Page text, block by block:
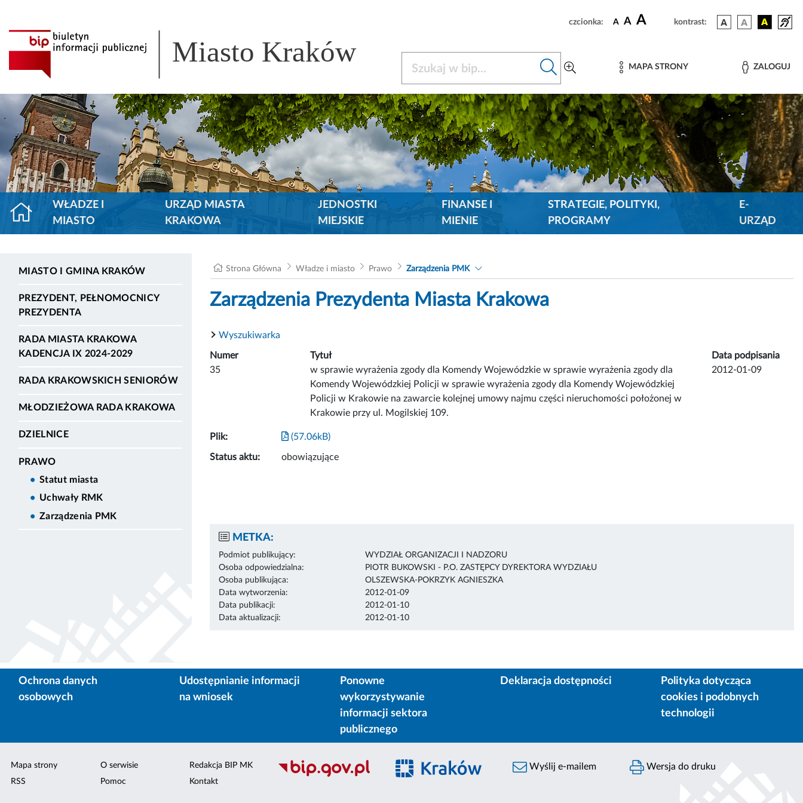
czcionka: A A A kontrast:
Miasto Kraków MAPA STRONY ZALOGUJ
WŁADZE I
MIASTO
URZĄD MIASTA
KRAKOWA
JEDNOSTKI
MIEJSKIE
FINANSE I
MIENIE
STRATEGIE, POLITYKI,
PROGRAMY
E-
URZĄD
MIASTO I GMINA KRAKÓW
PREZYDENT, PEŁNOMOCNICY
PREZYDENTA
RADA MIASTA KRAKOWA
KADENCJA IX 2024-2029
RADA KRAKOWSKICH SENIORÓW
MŁODZIEŻOWA RADA KRAKOWA
DZIELNICE
PRAWO
Statut miasta
Uchwały RMK
Zarządzenia PMK
Strona Główna Władze i miasto Prawo Zarządzenia PMK
Zarządzenia Prezydenta Miasta Krakowa
Wyszukiwarka
Numer Tytuł
Data podpisania
35
w sprawie wyrażenia zgody dla Komendy Wojewódzkie w sprawie wyrażenia zgody dla
Komendy Wojewódzkiej Policji w sprawie wyrażenia zgody dla Komendy Wojewódzkiej
Policji w Krakowie na zawarcie kolejnej umowy najmu części nieruchomości położonej w
Krakowie przy ul. Mogilskiej 109.
2012-01-09
Plik: (57.06kB)
Status aktu: obowiązujące
METKA:
Podmiot publikujący:
WYDZIAŁ ORGANIZACJI I NADZORU
Osoba odpowiedzialna:
PIOTR BUKOWSKI - P.O. ZASTĘPCY DYREKTORA WYDZIAŁU
Osoba publikująca:
OLSZEWSKA-POKRZYK AGNIESZKA
Data wytworzenia:
2012-01-09
Data publikacji:
2012-01-10
Data aktualizacji:
2012-01-10
Ochrona danych
osobowych
Udostępnianie informacji
na wniosek
Ponowne
wykorzystywanie
informacji sektora
publicznego
Deklaracja dostępności
Polityka dotycząca
cookies i podobnych
technologii
Mapa strony
RSS
O serwisie
Pomoc
Redakcja BIP MK
Kontakt
Wyślij e-mailem Wersja do druku